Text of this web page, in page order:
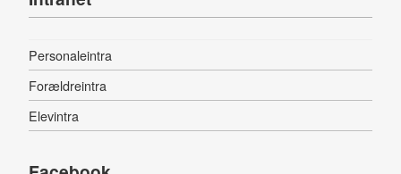
Personaleintra
Forældreintra
Elevintra